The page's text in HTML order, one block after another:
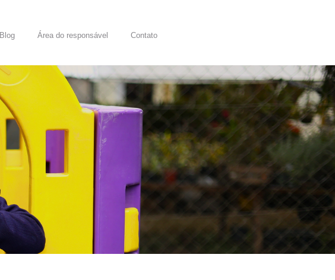
Blog Área do responsável Contato